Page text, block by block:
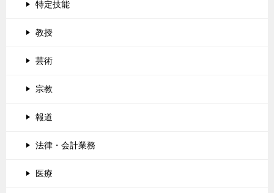
特定技能
教授
芸術
宗教
報道
法律・会計業務
医療